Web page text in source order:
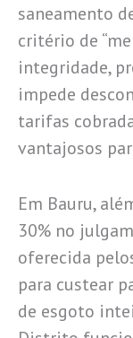
saneamento
critério de
integridade,
impede
tarifas
vantajosos
Em Bauru,
30% no
oferecida
para custear
de esgoto